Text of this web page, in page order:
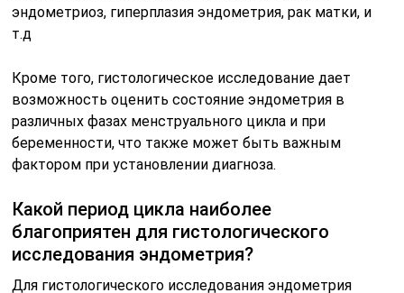
эндометриоз, гиперплазия эндометрия, рак матки, и
т.д
Кроме того, гистологическое исследование дает
возможность оценить состояние эндометрия в
различных фазах менструального цикла и при
беременности, что также может быть важным
фактором при установлении диагноза.
Какой период цикла наиболее
благоприятен для гистологического
исследования эндометрия?
Для гистологического исследования эндометрия